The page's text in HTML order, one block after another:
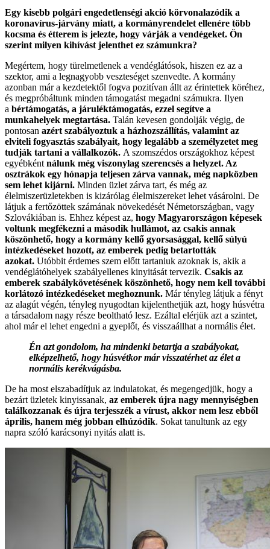
Egy kisebb polgári engedetlenségi akció körvonalazódik a
koronavírus-járvány miatt, a kormányrendelet ellenére több
kocsma és étterem is jelezte, hogy várják a vendégeket. Ön
szerint milyen kihívást jelenthet ez számunkra?
Megértem, hogy türelmetlenek a vendéglátósok, hiszen ez az a
szektor, ami a legnagyobb veszteséget szenvedte. A kormány
azonban már a kezdetektől fogva pozitívan állt az érintettek köréhez,
és megpróbáltunk minden támogatást megadni számukra. Ilyen
a bértámogatás, a járuléktámogatás, ezzel segítve a
munkahelyek megtartása. Talán kevesen gondolják végig, de
pontosan azért szabályoztuk a házhozszállítás, valamint az
elviteli fogyasztás szabályait, hogy legalább a személyzetet meg
tudják tartani a vállalkozók. A szomszédos országokhoz képest
egyébként nálunk még viszonylag szerencsés a helyzet. Az
osztrákok egy hónapja teljesen zárva vannak, még napközben
sem lehet kijárni. Minden üzlet zárva tart, és még az
élelmiszerüzletekben is kizárólag élelmiszereket lehet vásárolni. De
látjuk a fertőzöttek számának növekedését Németországban, vagy
Szlovákiában is. Ehhez képest az, hogy Magyarországon képesek
voltunk megfékezni a második hullámot, az csakis annak
köszönhető, hogy a kormány kellő gyorsasággal, kellő súlyú
intézkedéseket hozott, az emberek pedig betartották
azokat. Utóbbit érdemes szem előtt tartaniuk azoknak is, akik a
vendéglátóhelyek szabályellenes kinyitását tervezik. Csakis az
emberek szabálykövetésének köszönhető, hogy nem kell további
korlátozó intézkedéseket meghoznunk. Már tényleg látjuk a fényt
az alagút végén, tényleg nyugodtan kijelenthetjük azt, hogy húsvétra
a társadalom nagy része beoltható lesz. Ezáltal elérjük azt a szintet,
ahol már el lehet engedni a gyeplőt, és visszaállhat a normális élet.
Én azt gondolom, ha mindenki betartja a szabályokat,
elképzelhető, hogy húsvétkor már visszatérhet az élet a
normális kerékvágásba.
De ha most elszabadítjuk az indulatokat, és megengedjük, hogy a
bezárt üzletek kinyissanak, az emberek újra nagy mennyiségben
találkozzanak és újra terjesszék a vírust, akkor nem lesz ebből
április, hanem még jobban elhúzódik. Sokat tanultunk az egy
napra szóló karácsonyi nyitás alatt is.